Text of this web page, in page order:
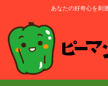
あなたの好奇心を刺